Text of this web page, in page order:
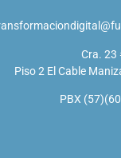
Cra. 23
Piso 2 El Cable
PBX